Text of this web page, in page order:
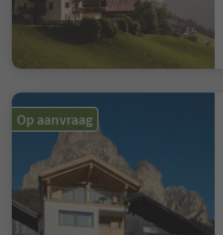
Op aanvraag